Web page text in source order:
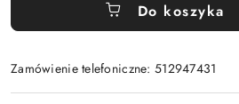
Do koszyka
Zamówienie telefoniczne: 512947431